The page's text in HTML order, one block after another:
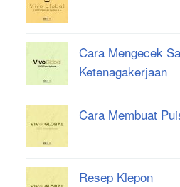
Cara Mengecek
Ketenagakerjaan
Cara Membuat
Resep Klepon